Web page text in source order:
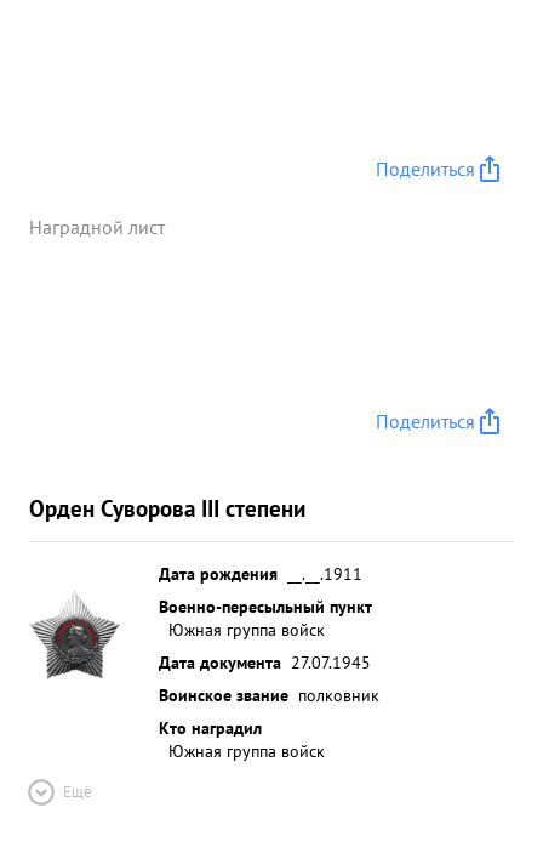
Поделиться
Наградной лист
Поделиться
Орден Суворова III степени
Дата рождения
__.__.1911
Военно-пересыльный пункт
Южная группа войск
Дата документа 27.07.1945
Воинское звание полковник
Кто наградил
Южная группа войск
Ещё